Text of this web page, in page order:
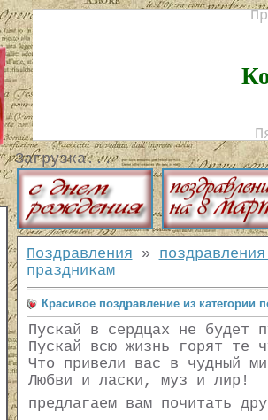
Загрузка...
Поздравления »
праздникам
Красивое поздравление из категории
Пускай в сердцах не будет
Пускай всю жизнь горят те
Что привели вас в чудный
Любви и ласки, муз и лир!
предлагаем вам почитать